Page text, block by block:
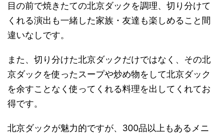
目の前で焼きたての北京ダックを調理、切り分けて
くれる演出も一緒した家族・友達も楽しめること間
違いなしです。
また、切り分けた北京ダックだけではなく、その北
京ダックを使ったスープや炒め物をして北京ダック
を余すことなく使ってくれる料理を出してくれてお
得です。
北京ダックが魅力的ですが、300品以上もあるメニ